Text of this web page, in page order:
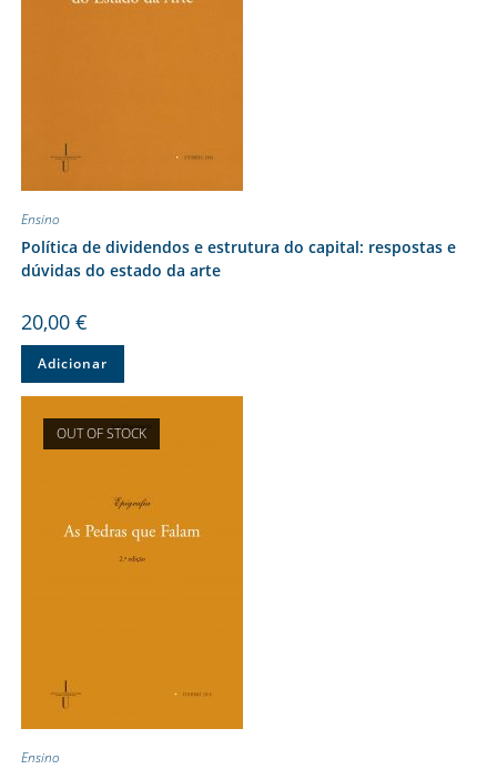
Ensino
Política de dividendos e estrutura do capital: respostas e
dúvidas do estado da arte
20,00 €
Adicionar
OUT OF STOCK
Ensino